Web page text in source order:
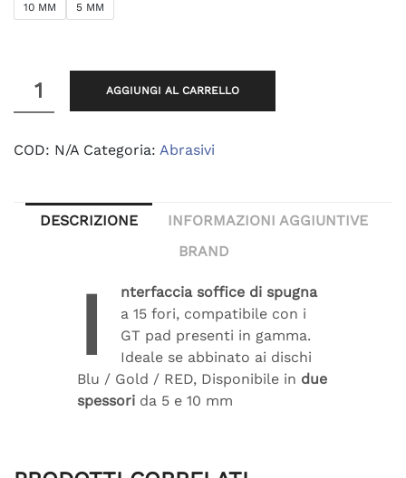
a
5,95 €
10 MM 5 MM
Interface
smooth
AGGIUNGI AL CARRELLO
COD: N/A Categoria: Abrasivi
DESCRIZIONE
INFORMAZIONI AGGIUNTIVE
BRAND
I
nterfaccia soffice di spugna
a 15 fori, compatibile con i
GT pad presenti in gamma.
Ideale se abbinato ai dischi
Blu / Gold / RED, Disponibile in due
spessorida 5 e 10 mm